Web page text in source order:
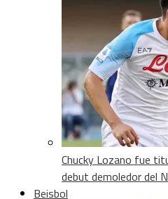
Chucky Lozano fue
debut demoledor del
Beisbol